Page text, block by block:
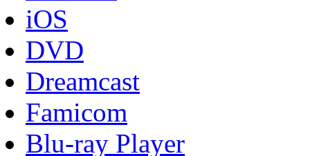
iOS
DVD
Dreamcast
Famicom
Blu-ray Player